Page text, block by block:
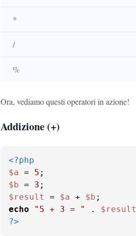
*
/
%
Ora, vediamo questi operatori in azione!
Addizione (+)
<?php
$a = 5
$b = 3
$result
= $a + $b
echo
"5 + 3 = " . $result
?>